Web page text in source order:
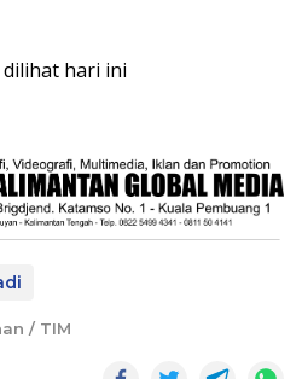
dilihat hari ini
/ TIM